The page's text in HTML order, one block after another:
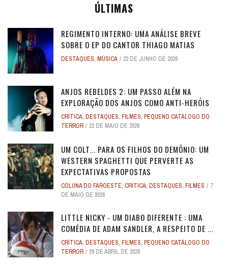
ÚLTIMAS
REGIMENTO INTERNO: UMA ANÁLISE BREVE
SOBRE O EP DO CANTOR THIAGO MATIAS
DESTAQUES, MÚSICA 22 DE JUNHO DE 2026
ANJOS REBELDES 2: UM PASSO ALÉM NA
EXPLORAÇÃO DOS ANJOS COMO ANTI-HERÓIS
CRÍTICA, DESTAQUES, FILMES, PEQUENO CATÁLOGO DO
TERROR
22 DE MAIO DE 2026
UM COLT... PARA OS FILHOS DO DEMÔNIO: UM
WESTERN SPAGHETTI QUE PERVERTE AS
EXPECTATIVAS PROPOSTAS
COLUNA DO FAROESTE, CRÍTICA, DESTAQUES, FILMES
7
DE MAIO DE 2026
LITTLE NICKY - UM DIABO DIFERENTE : UMA
COMÉDIA DE ADAM SANDLER, A RESPEITO DE ...
CRÍTICA, DESTAQUES, FILMES, PEQUENO CATÁLOGO DO
TERROR
29 DE ABRIL DE 2026